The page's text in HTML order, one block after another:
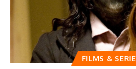
FILMS &